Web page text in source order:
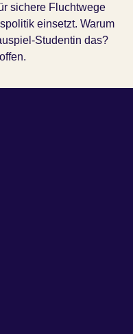
sichere Fluchtwege
einsetzt. Warum
Studentin das?